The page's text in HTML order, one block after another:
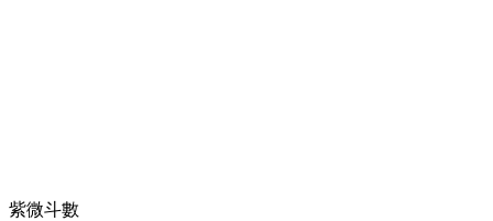
紫微斗數